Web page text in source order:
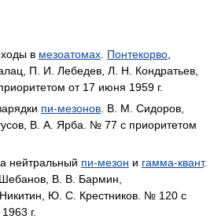
в мезоатомах Понтекорво
П. И. Лебедев, Л. Н. Кондратьев,
от 17 июня 1959 г.
пи-мезонов . В. М. Сидоров,
В. А. Ярба. № 77 с приоритетом
нейтральный пи-мезон и гамма-квант.
В. В. Бармин,
Ю. С. Крестников. № 120 с
г.